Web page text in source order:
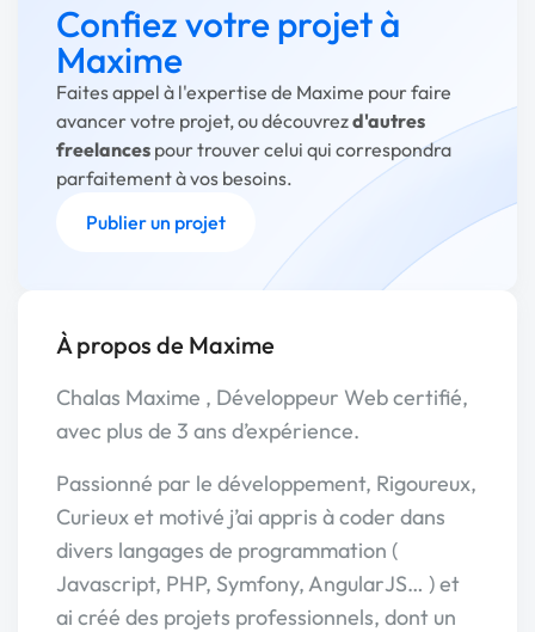
Confiez votre projet à
Maxime
Faites appel à l'expertise de Maxime pour faire
avancer votre projet, ou découvrezd'autres
freelances pour trouver celui qui correspondra
parfaitement à vos besoins.
Publier un projet
À propos de Maxime
Chalas Maxime , Développeur Web certifié,
avec plus de 3 ans d’expérience.
Passionné par le développement, Rigoureux,
Curieux et motivé j’ai appris à coder dans
divers langages de programmation (
Javascript, PHP, Symfony, AngularJS… ) et
ai créé des projets professionnels, dont un